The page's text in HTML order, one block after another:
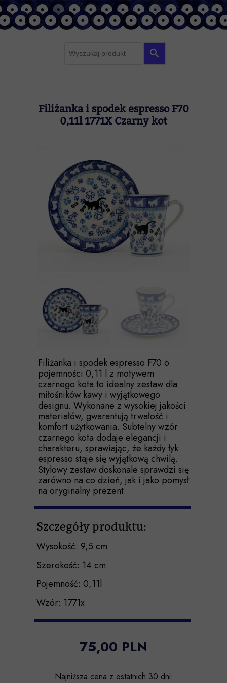
r
z
a
a
n
i
a
Szczegóły produktu:
Wysokość: 9,5 cm
Szerokość: 14 cm
Pojemność: 0,11l
Wzór: 1771x
Filiżanka i spodek espresso F70 o
pojemności 0,11 l z motywem
czarnego kota to idealny zestaw dla
miłośników kawy i wyjątkowego
designu. Wykonane z wysokiej jakości
materiałów, gwarantują trwałość i
komfort użytkowania. Subtelny wzór
czarnego kota dodaje elegancji i
charakteru, sprawiając, że każdy łyk
espresso staje się wyjątkową chwilą.
Stylowy zestaw doskonale sprawdzi się
zarówno na co dzień, jak i jako pomysł
na oryginalny prezent.
75,00 PLN
Najniższa cena z ostatnich 30 dni:
Filiżanka i spodek espresso F70
0,11l 1771X Czarny kot